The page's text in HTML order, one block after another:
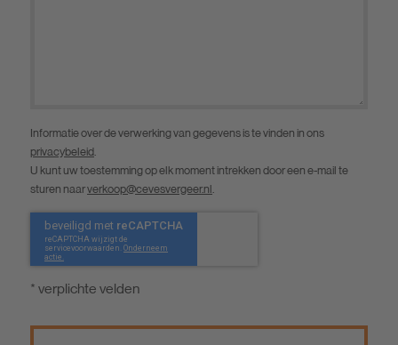
Informatie over de verwerking van gegevens is te vinden in ons
privacybeleid
U kunt uw toestemming op elk moment intrekken door een e-mail te
sturen naarverkoop@cevesvergeer.nl
* verplichte velden